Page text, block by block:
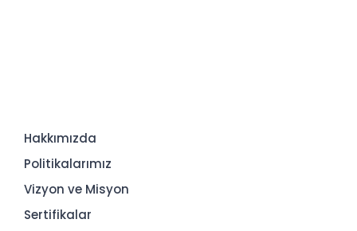
Hakkımızda
Politikalarımız
Vizyon ve Misyon
Sertifikalar